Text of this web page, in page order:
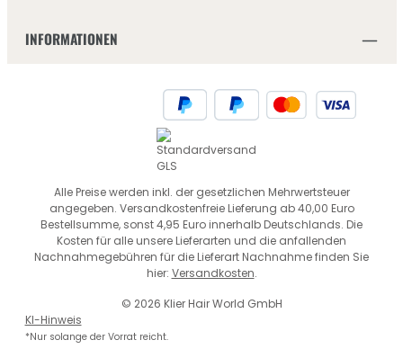
INFORMATIONEN
© 2026 Klier Hair World GmbH
KI-Hinweis
*Nur solange der Vorrat reicht.
Alle Preise werden inkl. der gesetzlichen Mehrwertsteuer
angegeben. Versandkostenfreie Lieferung ab 40,00 Euro
Bestellsumme, sonst 4,95 Euro innerhalb Deutschlands. Die
Kosten für alle unsere Lieferarten und die anfallenden
Nachnahmegebühren für die Lieferart Nachnahme finden Sie
hier: Versandkosten.